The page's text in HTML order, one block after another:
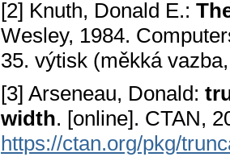
[2] Knuth, Donald E.:
Wesley, 1984.
35. výtisk (měkká
[3] Arseneau, Donald:
width. [online]. CTAN,
https://ctan.org/pkg/